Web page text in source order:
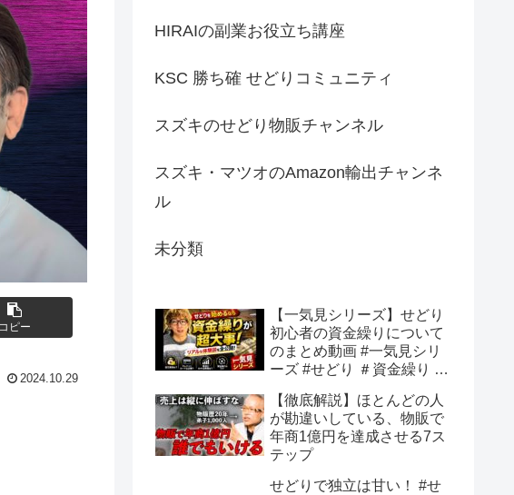
コピー
2024.10.29
HIRAIの副業お役立ち講座
KSC 勝ち確 せどりコミュニティ
スズキのせどり物販チャンネル
スズキ・マツオのAmazon輸出チャンネ
ル
未分類
【一気見シリーズ】せどり
初心者の資金繰りについて
のまとめ動画 #一気見シリ
ーズ #せどり ＃資金繰り #
【徹底解説】ほとんどの人
が勘違いしている、物販で
年商1億円を達成させる7ス
テップ
せどりで独立は甘い！ #せ